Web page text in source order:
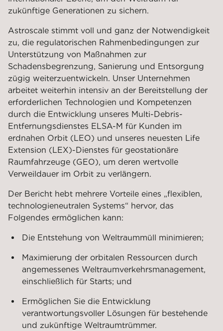
zukünftige Generationen zu sichern.
Astroscale stimmt voll und ganz der Notwendigkeit
zu, die regulatorischen Rahmenbedingungen zur
Unterstützung von Maßnahmen zur
Schadensbegrenzung, Sanierung und Entsorgung
zügig weiterzuentwickeln. Unser Unternehmen
arbeitet weiterhin intensiv an der Bereitstellung der
erforderlichen Technologien und Kompetenzen
durch die Entwicklung unseres Multi-Debris-
Entfernungsdienstes ELSA-M für Kunden im
erdnahen Orbit (LEO) und unseres neuesten Life
Extension (LEX)-Dienstes für geostationäre
Raumfahrzeuge (GEO), um deren wertvolle
Verweildauer im Orbit zu verlängern.
Der Bericht hebt mehrere Vorteile eines „flexiblen,
technologieneutralen Systems“ hervor, das
Folgendes ermöglichen kann:
Die Entstehung von Weltraummüll minimieren;
Maximierung der orbitalen Ressourcen durch
angemessenes Weltraumverkehrsmanagement,
einschließlich für Starts; und
Ermöglichen Sie die Entwicklung
verantwortungsvoller Lösungen für bestehende
und zukünftige Weltraumtrümmer.